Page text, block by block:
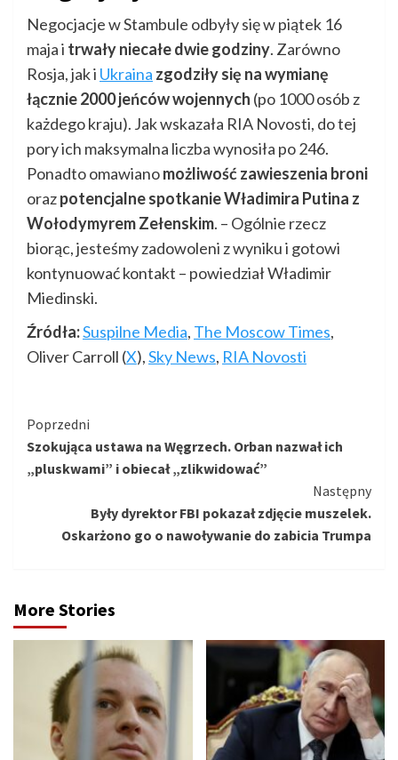
Negocjacje w Stambule odbyły się w piątek 16
maja i trwały niecałe dwie godziny. Zarówno
Rosja, jak i Ukraina zgodziły się na wymianę
łącznie 2000 jeńców wojennych (po 1000 osób z
każdego kraju). Jak wskazała RIA Novosti, do tej
pory ich maksymalna liczba wynosiła po 246.
Ponadto omawianomożliwość zawieszenia broni
orazpotencjalne spotkanie Władimira Putina z
Wołodymyrem Zełenskim. – Ogólnie rzecz
biorąc, jesteśmy zadowoleni z wyniku i gotowi
kontynuować kontakt – powiedział Władimir
Miedinski.
Źródła:Suspilne Media, The Moscow Times,
Oliver Carroll (X),Sky News, RIA Novosti
Kontynuuj
czytanie
Poprzedni
Szokująca ustawa na Węgrzech. Orban nazwał ich
„pluskwami” i obiecał „zlikwidować”
Następny
Były dyrektor FBI pokazał zdjęcie muszelek.
Oskarżono go o nawoływanie do zabicia Trumpa
More Stories